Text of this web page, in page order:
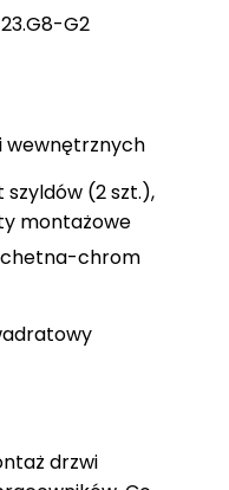
G2
wewnętrznych
(2 szt.),
montażowe
chrom
drzwi